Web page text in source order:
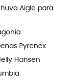
Aigle para
Pyrenex
Hansen